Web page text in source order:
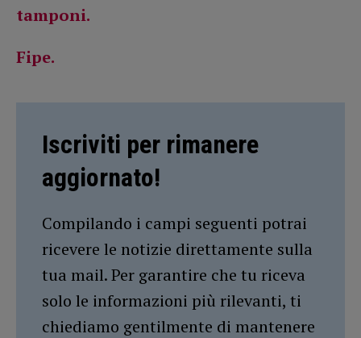
tamponi.
Fipe.
Iscriviti per rimanere
aggiornato!
Compilando i campi seguenti potrai
ricevere le notizie direttamente sulla
tua mail. Per garantire che tu riceva
solo le informazioni più rilevanti, ti
chiediamo gentilmente di mantenere